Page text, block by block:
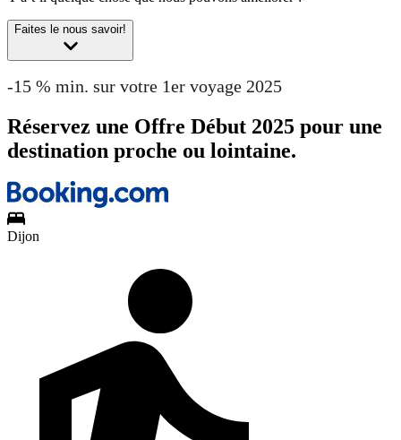
Faites le nous savoir!
-15 % min. sur votre 1er voyage 2025
Réservez une Offre Début 2025 pour une
destination proche ou lointaine.
Dijon